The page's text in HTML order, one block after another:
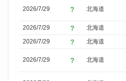
2026/7/29 北海道
2026/7/29
北海道
2026/7/29
北海道
2026/7/29 北海道